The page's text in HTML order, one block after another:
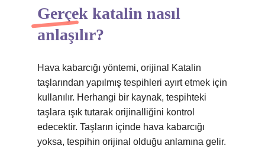
Gerçek katalin nasıl
anlaşılır?
Hava kabarcığı yöntemi, orijinal Katalin
taşlarından yapılmış tespihleri ​​ayırt etmek için
kullanılır. Herhangi bir kaynak, tespihteki
taşlara ışık tutarak orijinalliğini kontrol
edecektir. Taşların içinde hava kabarcığı
yoksa, tespihin orijinal olduğu anlamına gelir.